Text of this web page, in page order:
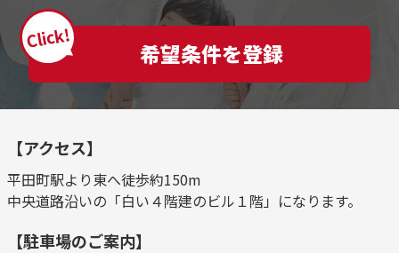
Click!
希望条件を登録
【アクセス】
平田町駅より東へ徒歩約150m
中央道路沿いの「白い４階建のビル１階」になります。
【駐車場のご案内】